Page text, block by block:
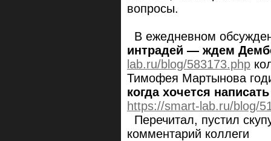
вопросы.
В ежедневном
интрадей — ждем
lab.ru/blog/583173.php
Тимофея Мартынова
когда хочется
https://smart-lab.ru/blog/
Перечитал, пустил
комментарий коллеги